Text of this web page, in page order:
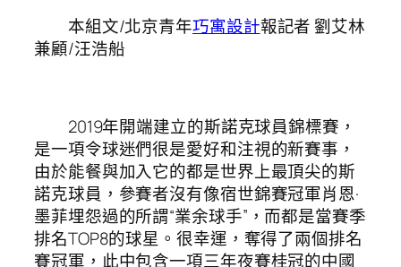
本組文/北京青年巧寓設計報記者 劉艾林
兼顧/汪浩船
2019年開端建立的斯諾克球員錦標賽，
是一項令球迷們很是愛好和注視的新賽事，
由於能餐與加入它的都是世界上最頂尖的斯
諾克球員，參賽者沒有像宿世錦賽冠軍肖恩·
墨菲埋怨過的所謂“業余球手”，而都是當賽季
排名TOP8的球星。很幸運，奪得了兩個排名
賽冠軍，此中包含一項三年夜賽桂冠的中國